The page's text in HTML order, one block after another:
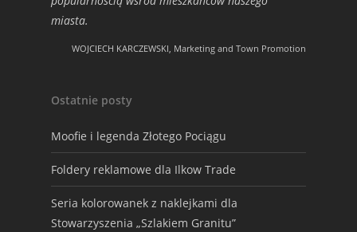
miasta.
WOJCIECH KARCZEWSKI, Marketing and Town Promotion
Ostatnie posty
Moofie i legenda Złotego Pociągu
Foldery reklamowe dla Ilkow Trade
Seria kolorowanek z naklejkami dla
Stowarzyszenia „Szlakiem Granitu”